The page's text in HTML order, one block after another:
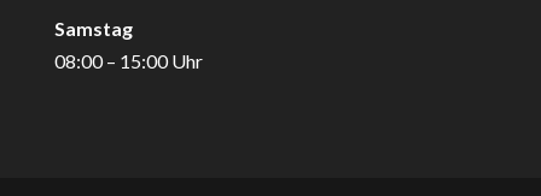
Samstag
08:00 – 15:00 Uhr